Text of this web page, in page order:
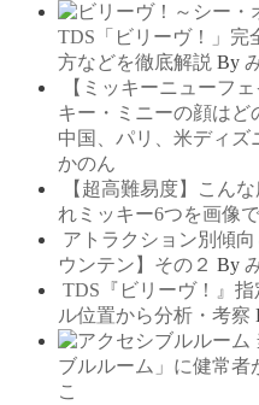
TDS「ビリーヴ！」完
方などを徹底解説 By
【ミッキーニューフ
キー・ミニーの顔はど
中国、パリ、米ディズ
かのん
【超高難易度】こん
れミッキー6つを画像で
アトラクション別傾
ウンテン】その２ By
TDS『ビリーヴ！』
ル位置から分析・考察
ブルルーム」に健常者
こ